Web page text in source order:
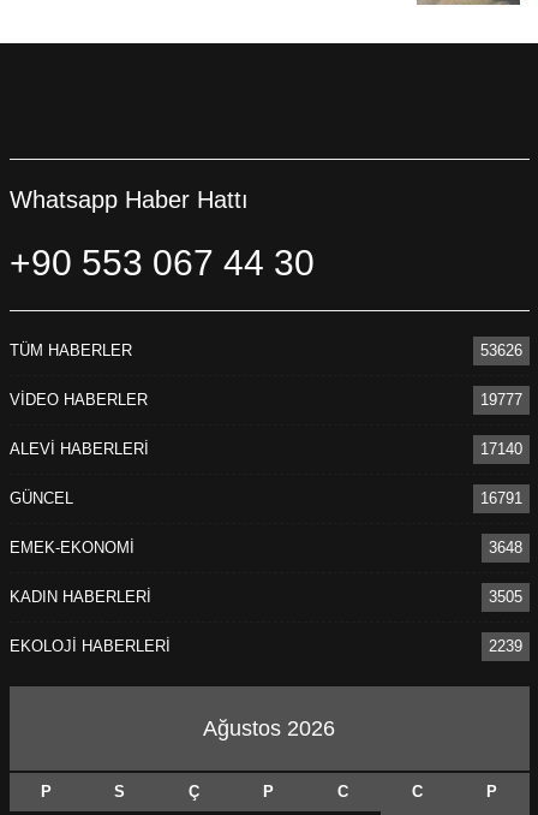
Whatsapp Haber Hattı
+90 553 067 44 30
TÜM HABERLER 53626
VİDEO HABERLER 19777
ALEVİ HABERLERİ 17140
GÜNCEL 16791
EMEK-EKONOMİ 3648
KADIN HABERLERİ 3505
EKOLOJİ HABERLERİ 2239
Ağustos 2026
P S Ç P C C P